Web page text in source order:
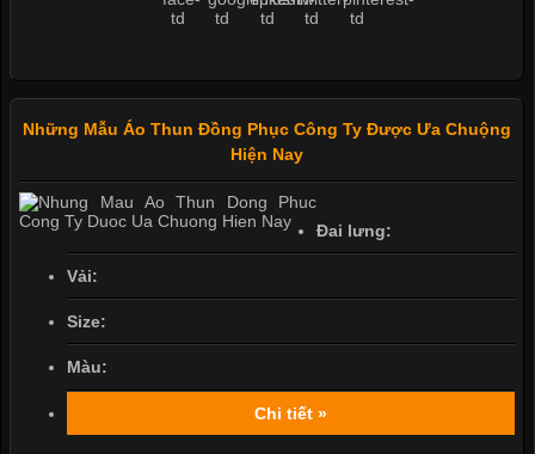
Những Mẫu Áo Thun Đồng Phục Công Ty Được Ưa Chuộng
Hiện Nay
Đai lưng:
Vải:
Size:
Màu:
Chi tiết »